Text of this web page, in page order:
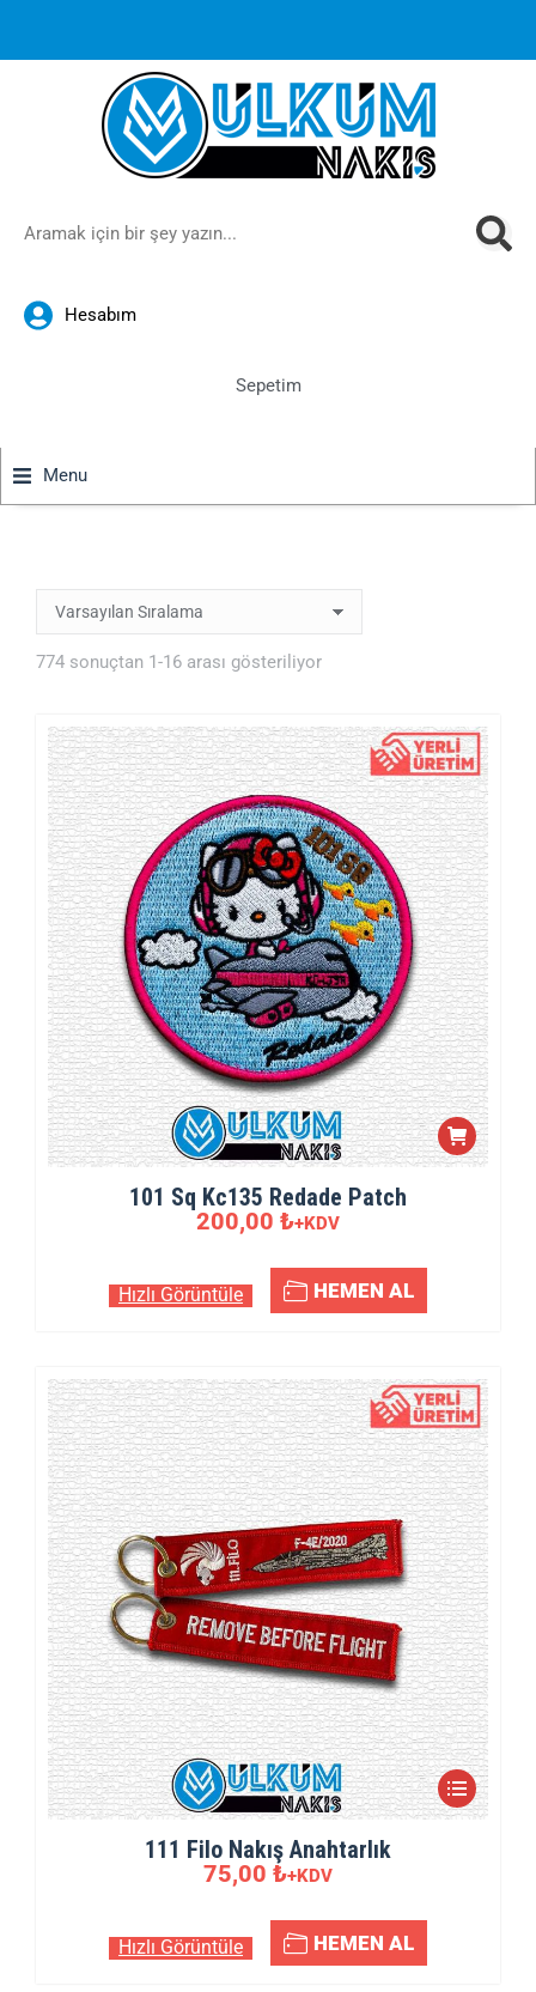
1000 TL ve üzeri siparişlerinizde ücretsiz kargoya ek
İndirimanında sepette!
Hesabım
Sepetim
Menu
774 sonuçtan 1-16 arası gösteriliyor
101 Sq Kc135 Redade Patch
200,00 ₺+KDV
Hızlı Görüntüle HEMEN AL
111 Filo Nakış Anahtarlık
75,00 ₺+KDV
Hızlı Görüntüle HEMEN AL